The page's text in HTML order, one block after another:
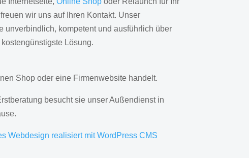
wir uns auf Ihren Kontakt. Unser
unverbindlich, kompetent und ausführlich über
Lösung.
Shop oder eine Firmenwebsite handelt.
besucht sie unser Außendienst in
Webdesign realisiert mit WordPress CMS